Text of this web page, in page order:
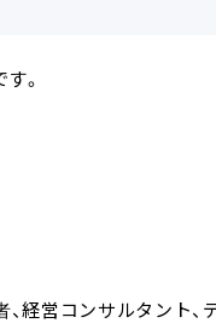
。
経営コンサルタント、